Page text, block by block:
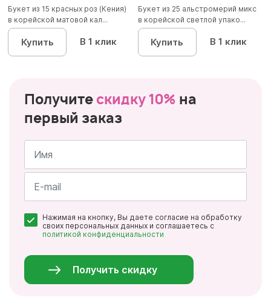
Букет из 15 красных роз (Кения)
в корейской матовой кал...
Купить В 1 клик
Букет из 25 альстромерий микс
в корейской светлой упако...
Купить В 1 клик
Получите скидку 10% на
первый заказ
Имя
*
Нажимая на кнопку, Вы даете согласие на обработку
своих персональных данных и соглашаетесь с
политикой конфиденциальности
Получить скидку